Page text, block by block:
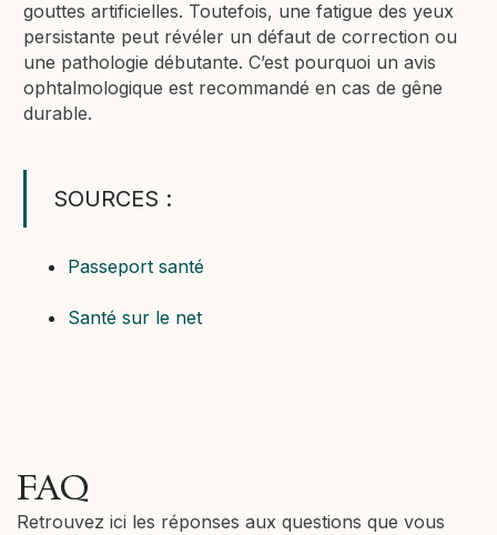
gouttes artificielles. Toutefois, une fatigue des yeux
persistante peut révéler un défaut de correction ou
une pathologie débutante. C’est pourquoi un avis
ophtalmologique est recommandé en cas de gêne
durable.
SOURCES :
Passeport santé
Santé sur le net
FAQ
Retrouvez ici les réponses aux questions que vous